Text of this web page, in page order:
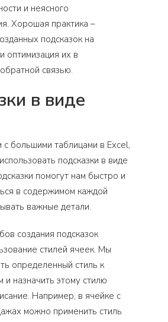
и неясного
Хорошая практика –
подсказок на
оптимизация их в
связью.
в виде
с большими таблицами в Excel,
подсказки в виде
помогут нам быстро и
в содержимом каждой
важные детали.
создания подсказок
стилей ячеек. Мы
определенный стиль к
назначить этому стилю
Например, в ячейке с
можно применить стиль